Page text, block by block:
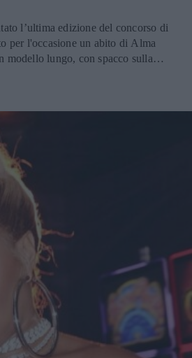
l’ultima edizione del concorso di
per l'occasione un abito di Alma
modello lungo, con spacco sulla